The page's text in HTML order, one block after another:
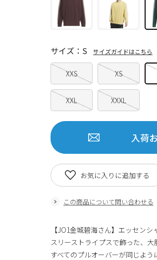
XXS XS
XXL XXXL
サイズ：S サイズガイドはこちら
入荷
この商品について問い合わせる
お気に入りに追加する
【JO1金城碧海さん】エッセン
スリーストライプスで飾った、大
すべてのプルオーバーが同じよ